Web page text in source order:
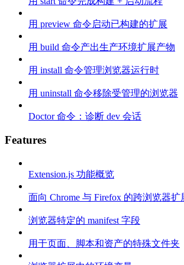
用 preview 命令启动已构建的扩展
用 build 命令产出生产环境扩展产物
用 install 命令管理浏览器运行时
用 uninstall 命令移除受管理的浏览器
Doctor 命令：诊断 dev 会话
Features
Extension.js 功能概览
面向 Chrome 与 Firefox 的跨浏览器扩
浏览器特定的 manifest 字段
用于页面、脚本和资产的特殊文件夹